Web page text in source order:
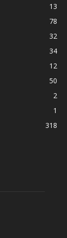
13
78
32
34
12
50
2
1
318